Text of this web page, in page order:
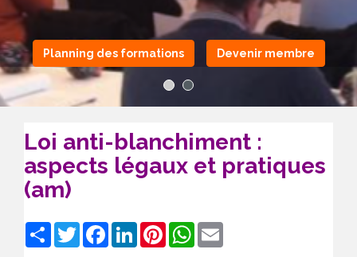
Planning des formations Devenir membre
1 2
Loi anti-blanchiment :
aspects légaux et pratiques
(am)
ShareTwitterFacebook
LinkedInPinterestWhatsApp